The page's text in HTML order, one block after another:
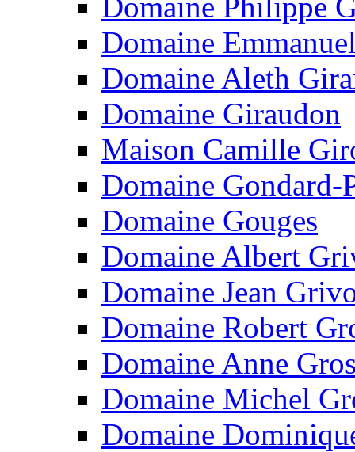
Domaine
Domaine Aleth
Domaine Giraudon
Maison Camille
Domaine Gondard-
Domaine Gouges
Domaine Albert
Domaine Jean
Domaine Robert
Domaine Anne
Domaine Michel
Domaine